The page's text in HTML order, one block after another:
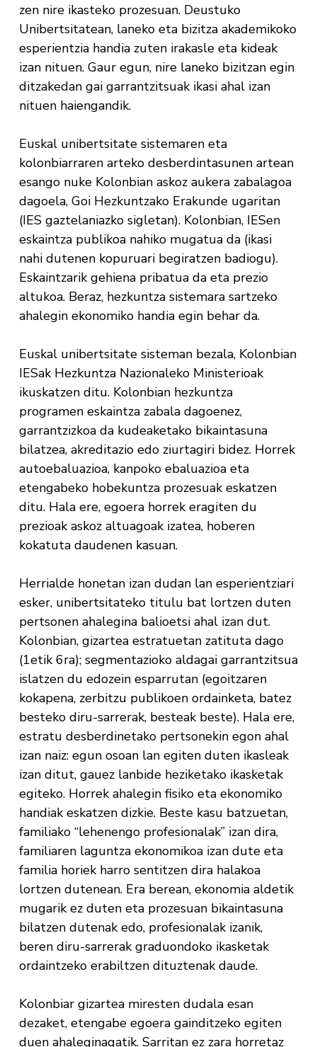
zen nire ikasteko prozesuan. Deustuko
Unibertsitatean, laneko eta bizitza akademikoko
esperientzia handia zuten irakasle eta kideak
izan nituen. Gaur egun, nire laneko bizitzan egin
ditzakedan gai garrantzitsuak ikasi ahal izan
nituen haiengandik.
Euskal unibertsitate sistemaren eta
kolonbiarraren arteko desberdintasunen artean
esango nuke Kolonbian askoz aukera zabalagoa
dagoela, Goi Hezkuntzako Erakunde ugaritan
(IES gaztelaniazko sigletan). Kolonbian, IESen
eskaintza publikoa nahiko mugatua da (ikasi
nahi dutenen kopuruari begiratzen badiogu).
Eskaintzarik gehiena pribatua da eta prezio
altukoa. Beraz, hezkuntza sistemara sartzeko
ahalegin ekonomiko handia egin behar da.
Euskal unibertsitate sisteman bezala, Kolonbian
IESak Hezkuntza Nazionaleko Ministerioak
ikuskatzen ditu. Kolonbian hezkuntza
programen eskaintza zabala dagoenez,
garrantzizkoa da kudeaketako bikaintasuna
bilatzea, akreditazio edo ziurtagiri bidez. Horrek
autoebaluazioa, kanpoko ebaluazioa eta
etengabeko hobekuntza prozesuak eskatzen
ditu. Hala ere, egoera horrek eragiten du
prezioak askoz altuagoak izatea, hoberen
kokatuta daudenen kasuan.
Herrialde honetan izan dudan lan esperientziari
esker, unibertsitateko titulu bat lortzen duten
pertsonen ahalegina balioetsi ahal izan dut.
Kolonbian, gizartea estratuetan zatituta dago
(1etik 6ra); segmentazioko aldagai garrantzitsua
islatzen du edozein esparrutan (egoitzaren
kokapena, zerbitzu publikoen ordainketa, batez
besteko diru-sarrerak, besteak beste). Hala ere,
estratu desberdinetako pertsonekin egon ahal
izan naiz: egun osoan lan egiten duten ikasleak
izan ditut, gauez lanbide heziketako ikasketak
egiteko. Horrek ahalegin fisiko eta ekonomiko
handiak eskatzen dizkie. Beste kasu batzuetan,
familiako “lehenengo profesionalak” izan dira,
familiaren laguntza ekonomikoa izan dute eta
familia horiek harro sentitzen dira halakoa
lortzen dutenean. Era berean, ekonomia aldetik
mugarik ez duten eta prozesuan bikaintasuna
bilatzen dutenak edo, profesionalak izanik,
beren diru-sarrerak graduondoko ikasketak
ordaintzeko erabiltzen dituztenak daude.
Kolonbiar gizartea miresten dudala esan
dezaket, etengabe egoera gainditzeko egiten
duen ahaleginagatik. Sarritan ez zara horretaz